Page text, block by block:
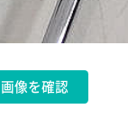
像を確認